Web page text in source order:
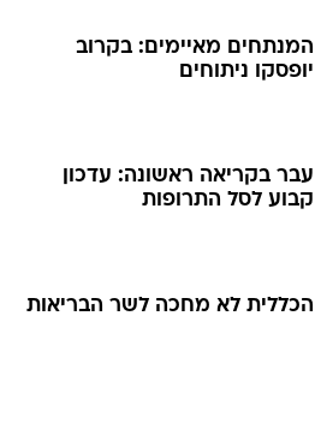
המנתחים מאיימים: בקרוב
יופסקו ניתוחים
עבר בקריאה ראשונה: עדכון
קבוע לסל התרופות
הכללית לא מחכה לשר הבריאות